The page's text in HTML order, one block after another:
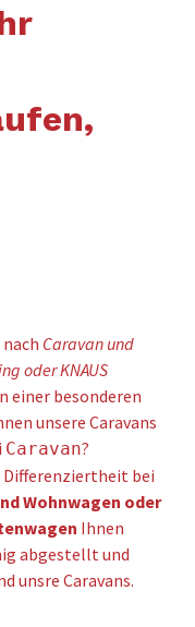
Caravan und
oder KNAUS
einer besonderen
unsere Caravans
Caravan?
Differenziertheit bei
Wohnwagen oder
Ihnen
abgestellt und
unsre Caravans.